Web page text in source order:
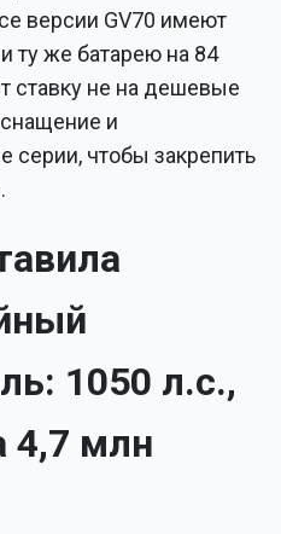
версии GV70 имеют
ту же батарею на 84
ставку не на дешевые
и
серии, чтобы закрепить
1050 л.с.,
4,7 млн